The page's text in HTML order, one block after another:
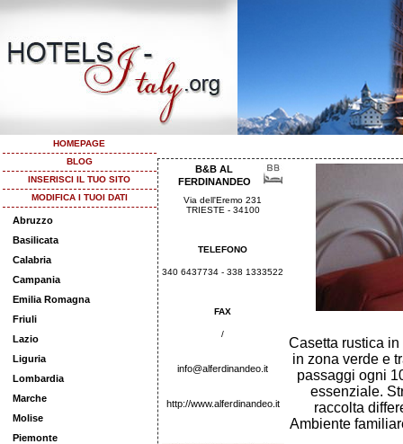
HOMEPAGE
BLOG
INSERISCI IL TUO SITO
MODIFICA I TUOI DATI
Abruzzo
Basilicata
Calabria
Campania
Emilia Romagna
Friuli
Lazio
Liguria
Lombardia
Marche
Molise
Piemonte
B&B AL
FERDINANDEO
Via dell'Eremo 231
TRIESTE - 34100
TELEFONO
340 6437734 - 338 1333522
FAX
/
info@alferdinandeo.it
http://www.alferdinandeo.it
Casetta rustica
in zona verde e
passaggi ogni
essenziale.
raccolta
Ambiente